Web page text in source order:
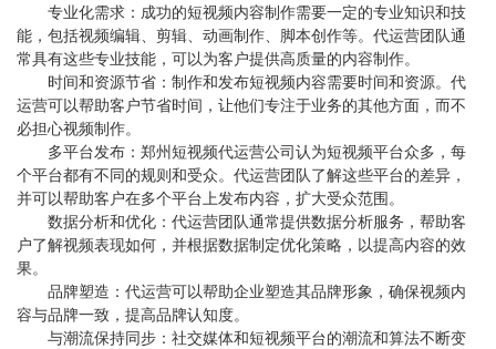
专业化需求：成功的短视频内容制作需要一定的专业知识和技
能，包括视频编辑、剪辑、动画制作、脚本创作等。代运营团队通
常具有这些专业技能，可以为客户提供高质量的内容制作。
时间和资源节省：制作和发布短视频内容需要时间和资源。代
运营可以帮助客户节省时间，让他们专注于业务的其他方面，而不
必担心视频制作。
多平台发布：郑州短视频代运营公司认为短视频平台众多，每
个平台都有不同的规则和受众。代运营团队了解这些平台的差异，
并可以帮助客户在多个平台上发布内容，扩大受众范围。
数据分析和优化：代运营团队通常提供数据分析服务，帮助客
户了解视频表现如何，并根据数据制定优化策略，以提高内容的效
果。
品牌塑造：代运营可以帮助企业塑造其品牌形象，确保视频内
容与品牌一致，提高品牌认知度。
与潮流保持同步：社交媒体和短视频平台的潮流和算法不断变